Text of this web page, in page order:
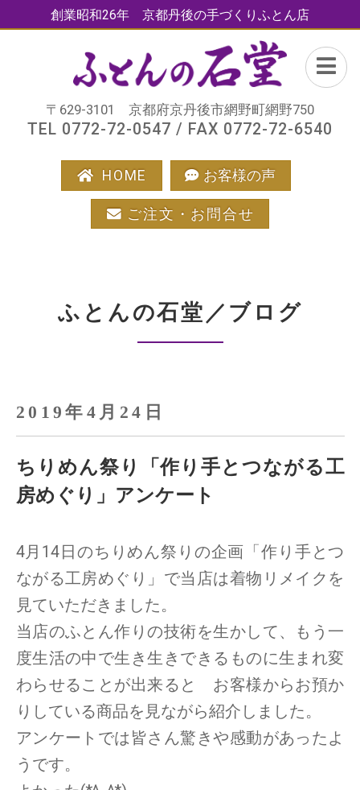
創業昭和26年 京都丹後の手づくりふとん店
〒629-3101 京都府京丹後市網野町網野750
TEL 0772-72-0547 / FAX 0772-72-6540
HOME お客様の声
ご注文・お問合せ
ふとんの石堂／ブログ
2019年4月24日
ちりめん祭り「作り手とつながる工
房めぐり」アンケート
4月14日のちりめん祭りの企画「作り手とつ
ながる工房めぐり」で当店は着物リメイクを
見ていただきました。
当店のふとん作りの技術を生かして、もう一
度生活の中で生き生きできるものに生まれ変
わらせることが出来ると お客様からお預か
りしている商品を見ながら紹介しました。
アンケートでは皆さん驚きや感動があったよ
うです。